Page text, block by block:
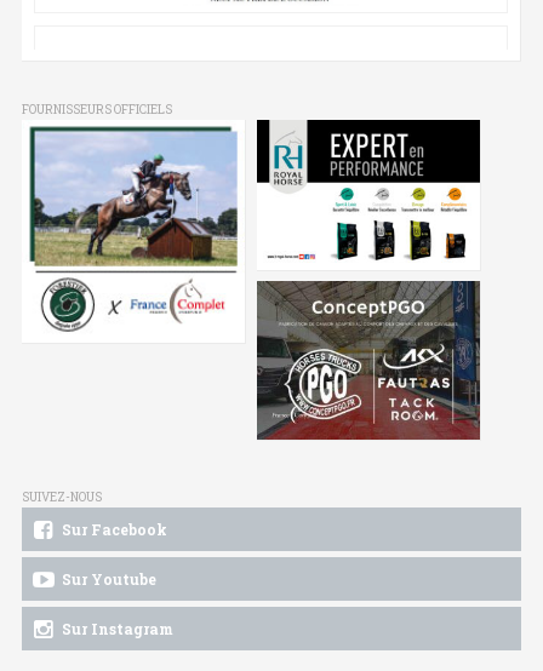
FOURNISSEURS OFFICIELS
SUIVEZ-NOUS
Sur Facebook
Sur Youtube
Sur Instagram